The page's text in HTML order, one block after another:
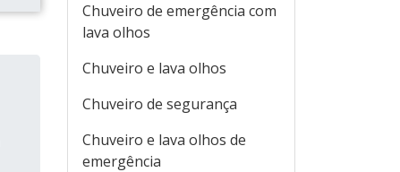
Chuveiro de emergência com
lava olhos
Chuveiro e lava olhos
Chuveiro de segurança
Chuveiro e lava olhos de
emergência